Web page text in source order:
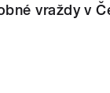
vraždy v